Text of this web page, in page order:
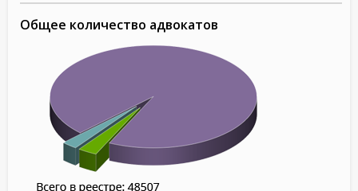
Общее количество адвокатов